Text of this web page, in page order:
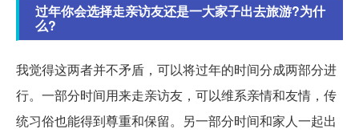
过年你会选择走亲访友还是一大家子出去旅游?为什
么?
我觉得这两者并不矛盾，可以将过年的时间分成两部分进
行。一部分时间用来走亲访友，可以维系亲情和友情，传
统习俗也能得到尊重和保留。另一部分时间和家人一起出